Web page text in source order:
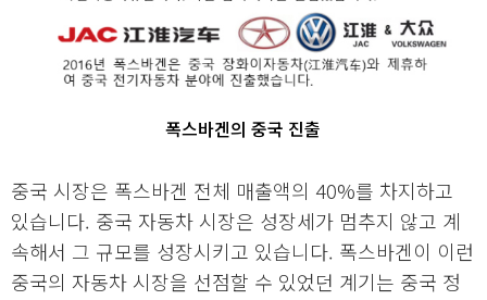
폭스바겐의 중국 진출
중국 시장은 폭스바겐 전체 매출액의 40%를 차지하고
있습니다. 중국 자동차 시장은 성장세가 멈추지 않고 계
속해서 그 규모를 성장시키고 있습니다. 폭스바겐이 이런
중국의 자동차 시장을 선점할 수 있었던 계기는 중국 정